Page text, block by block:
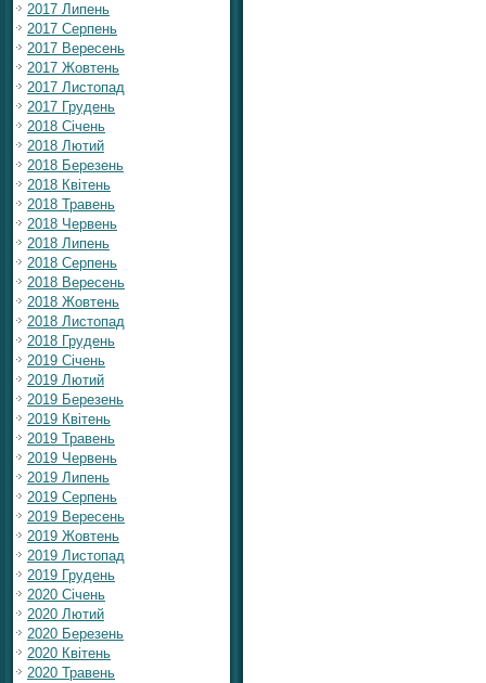
2017 Липень
2017 Серпень
2017 Вересень
2017 Жовтень
2017 Листопад
2017 Грудень
2018 Січень
2018 Лютий
2018 Березень
2018 Квітень
2018 Травень
2018 Червень
2018 Липень
2018 Серпень
2018 Вересень
2018 Жовтень
2018 Листопад
2018 Грудень
2019 Січень
2019 Лютий
2019 Березень
2019 Квітень
2019 Травень
2019 Червень
2019 Липень
2019 Серпень
2019 Вересень
2019 Жовтень
2019 Листопад
2019 Грудень
2020 Січень
2020 Лютий
2020 Березень
2020 Квітень
2020 Травень